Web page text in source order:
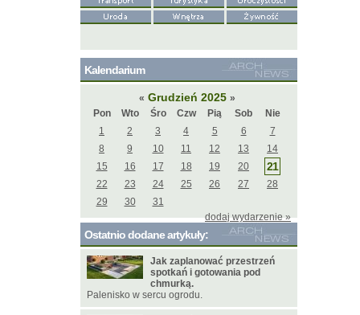
Kalendarium
« Grudzień 2025 »
Pon
Wto Śro Czw Pią Sob
Nie
1
2 3 4 5 6
7
8
9 10 11 12 13
14
15
16 17 18 19 20 21
22 23 24 25 26 27
28
29
30
31
dodaj wydarzenie »
Ostatnio dodane artykuły:
Jak zaplanować przestrzeń
spotkań i gotowania pod
chmurką.
Palenisko w sercu ogrodu.